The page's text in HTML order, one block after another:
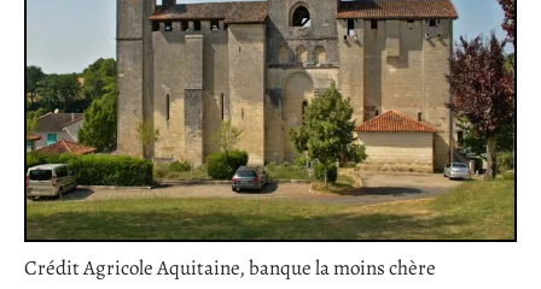
Crédit Agricole Aquitaine, banque la moins chère